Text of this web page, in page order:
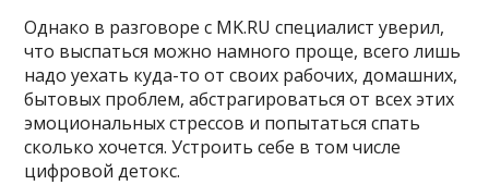
Однако в разговоре с MK.RU специалист уверил,
что выспаться можно намного проще, всего лишь
надо уехать куда-то от своих рабочих, домашних,
бытовых проблем, абстрагироваться от всех этих
эмоциональных стрессов и попытаться спать
сколько хочется. Устроить себе в том числе
цифровой детокс.